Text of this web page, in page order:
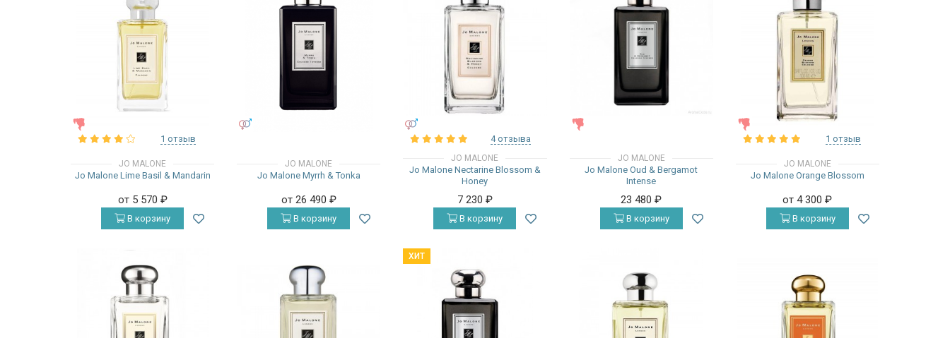
1 отзыв
JO MALONE
Jo Malone Lime Basil & Mandarin
от 5 570 ₽
В корзину
JO MALONE
Jo Malone Myrrh & Tonka
от 26 490 ₽
В корзину
4 отзыва
JO MALONE
Jo Malone Nectarine Blossom &
Honey
7 230 ₽
В корзину
JO MALONE
Jo Malone Oud & Bergamot
Intense
23 480₽
В корзину
ЖЕНСКИЕ
1 отзыв
JO MALONE
Jo Malone Orange Blossom
от 4 300₽
В корзину
ХИТ